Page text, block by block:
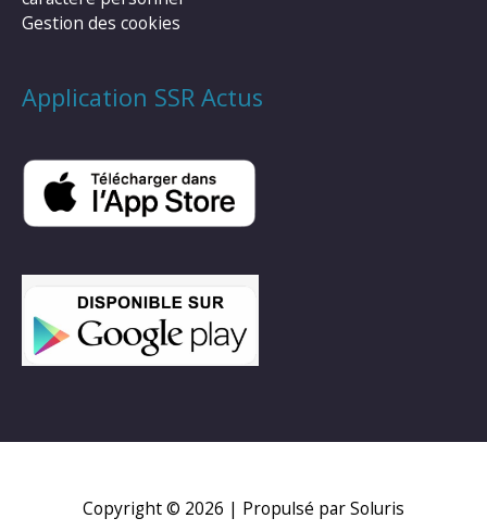
Gestion des cookies
Application SSR Actus
Copyright © 2026 | Propulsé par Soluris